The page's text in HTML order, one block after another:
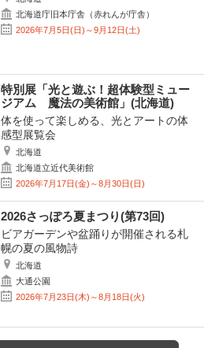
北海道庁旧本庁舎（赤れんが庁舎）
2026年7月5日(日)～9月12日(土)
特別展「光と遊ぶ！超体験型ミュー
ジアム 魔法の美術館」(北海道)
体を使って楽しめる、光とアートの体
感型展覧会
北海道
北海道立近代美術館
2026年7月17日(金)～8月30日(日)
2026さっぽろ夏まつり(第73回)
ビアガーデンや盆踊りが開催される札
幌の夏の風物詩
北海道
大通公園
2026年7月23日(木)～8月18日(火)